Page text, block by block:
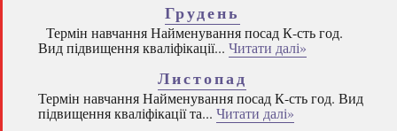
Грудень
Термін навчання Найменування посад К-сть год.
Вид підвищення кваліфікації... Читати далі»
Листопад
Термін навчання Найменування посад К-сть год. Вид
підвищення кваліфікації та... Читати далі»